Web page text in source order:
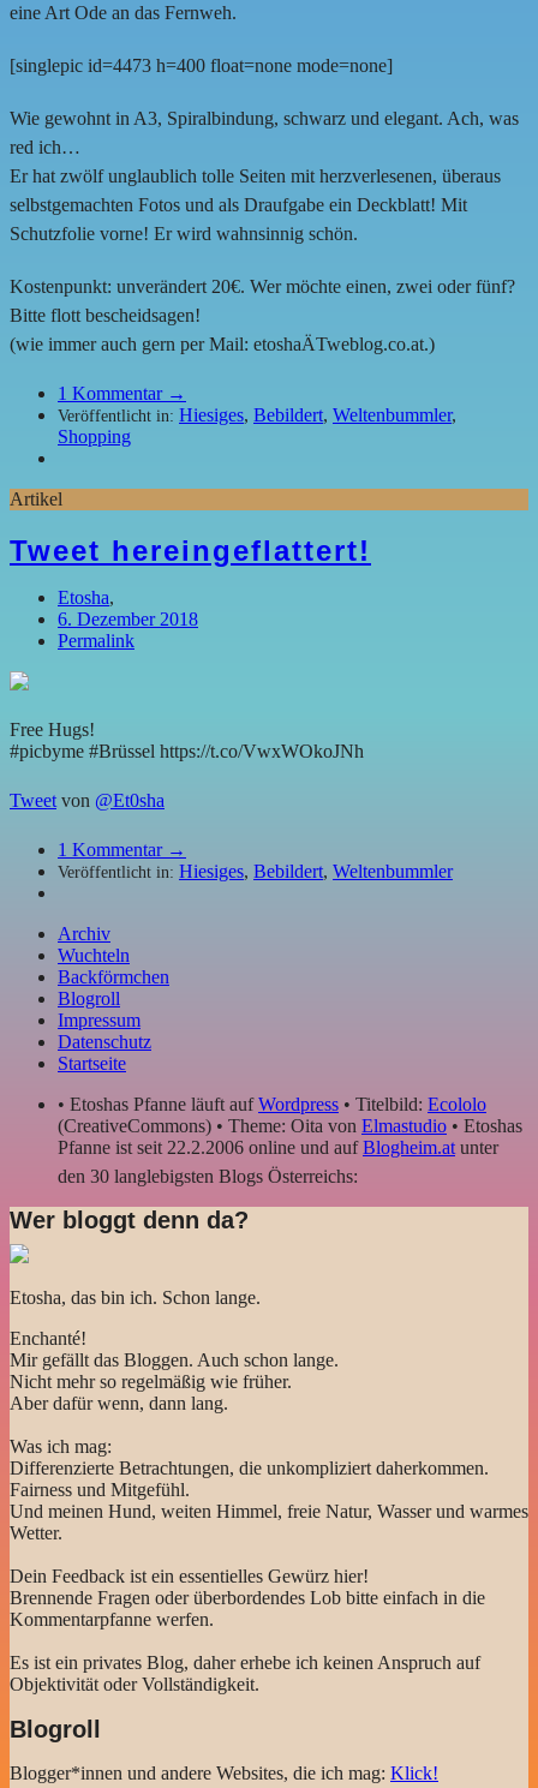
eine Art Ode an das Fernweh.
[singlepic id=4473 h=400 float=none mode=none]
Wie gewohnt in A3, Spiralbindung, schwarz und elegant. Ach, was
red ich…
Er hat zwölf unglaublich tolle Seiten mit herzverlesenen, überaus
selbstgemachten Fotos und als Draufgabe ein Deckblatt! Mit
Schutzfolie vorne! Er wird wahnsinnig schön.
Kostenpunkt: unverändert 20€. Wer möchte einen, zwei oder fünf?
Bitte flott bescheidsagen!
(wie immer auch gern per Mail: etoshaÄTweblog.co.at.)
1 Kommentar →
Veröffentlicht in: Hiesiges, Bebildert, Weltenbummler,
Shopping
Artikel
Tweet hereingeflattert!
Etosha,
6. Dezember 2018
Permalink
Free Hugs!
#picbyme #Brüssel https://t.co/VwxWOkoJNh
Tweet von @Et0sha
1 Kommentar →
Veröffentlicht in: Hiesiges, Bebildert, Weltenbummler
Archiv
Wuchteln
Backförmchen
Blogroll
Impressum
Datenschutz
Startseite
• Etoshas Pfanne läuft aufWordpress • Titelbild: Ecololo
(CreativeCommons) • Theme: Oita von Elmastudio • Etoshas
Pfanne ist seit 22.2.2006 online und aufBlogheim.at unter
den 30 langlebigsten Blogs Österreichs:
Wer bloggt denn da?
Etosha, das bin ich. Schon lange.
Enchanté!
Mir gefällt das Bloggen. Auch schon lange.
Nicht mehr so regelmäßig wie früher.
Aber dafür wenn, dann lang.
Was ich mag:
Differenzierte Betrachtungen, die unkompliziert daherkommen.
Fairness und Mitgefühl.
Und meinen Hund, weiten Himmel, freie Natur, Wasser und warmes
Wetter.
Dein Feedback ist ein essentielles Gewürz hier!
Brennende Fragen oder überbordendes Lob bitte einfach in die
Kommentarpfanne werfen.
Es ist ein privates Blog, daher erhebe ich keinen Anspruch auf
Objektivität oder Vollständigkeit.
Blogroll
Blogger*innen und andere Websites, die ich mag: Klick!